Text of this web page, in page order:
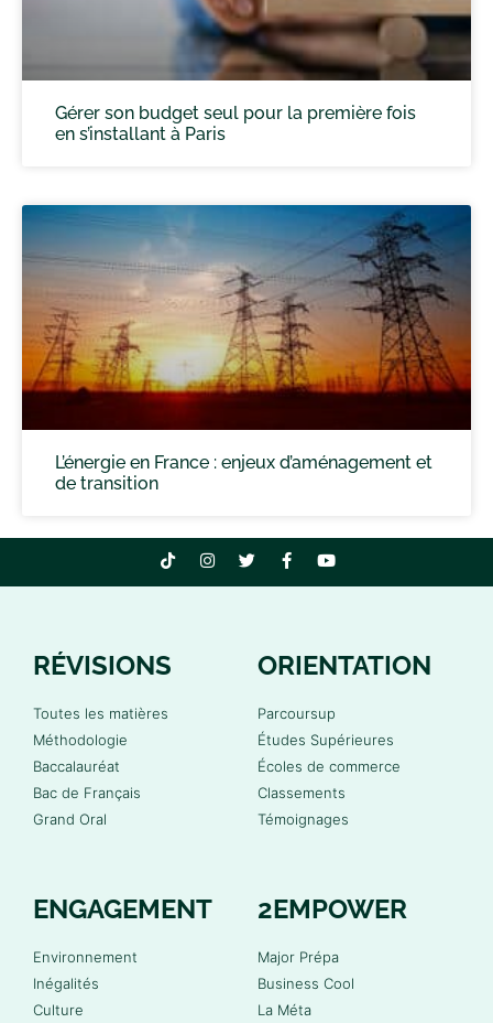
Gérer son budget seul pour la première fois
en s’installant à Paris
L’énergie en France : enjeux d’aménagement et
de transition
RÉVISIONS
Toutes les matières
Méthodologie
Baccalauréat
Bac de Français
Grand Oral
ORIENTATION
Parcoursup
Études Supérieures
Écoles de commerce
Classements
Témoignages
ENGAGEMENT
Environnement
Inégalités
Culture
2EMPOWER
Major Prépa
Business Cool
La Méta